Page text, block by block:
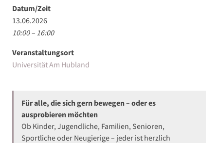
Datum/Zeit
13.06.2026
10:00 – 16:00
Veranstaltungsort
Universität Am Hubland
Für alle, die sich gern bewegen – oder es
ausprobieren möchten
Ob Kinder, Jugendliche, Familien, Senioren,
Sportliche oder Neugierige – jeder ist herzlich